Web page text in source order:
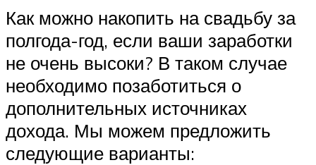
Как можно накопить на свадьбу за
полгода-год, если ваши заработки
не очень высоки? В таком случае
необходимо позаботиться о
дополнительных источниках
дохода. Мы можем предложить
следующие варианты: